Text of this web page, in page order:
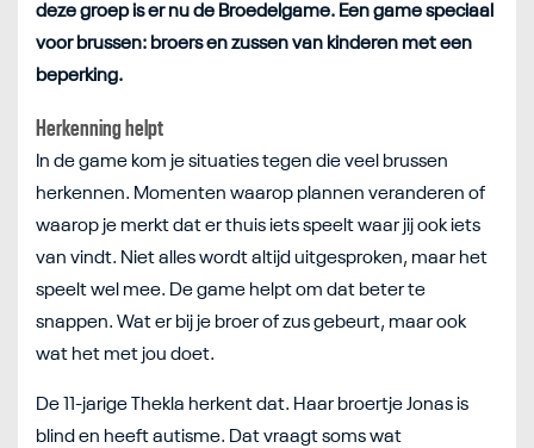
deze groep is er nu de Broedelgame. Een game speciaal
voor brussen: broers en zussen van kinderen met een
beperking.
Herkenning helpt
In de game kom je situaties tegen die veel brussen
herkennen. Momenten waarop plannen veranderen of
waarop je merkt dat er thuis iets speelt waar jij ook iets
van vindt. Niet alles wordt altijd uitgesproken, maar het
speelt wel mee. De game helpt om dat beter te
snappen. Wat er bij je broer of zus gebeurt, maar ook
wat het met jou doet.
De 11-jarige Thekla herkent dat. Haar broertje Jonas is
blind en heeft autisme. Dat vraagt soms wat